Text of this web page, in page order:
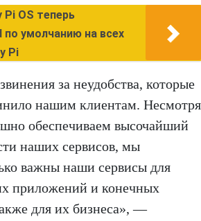
Pi OS теперь
по умолчанию на всех
Pi
за неудобства, которые
нашим клиентам. Несмотря
обеспечиваем высочайший
наших сервисов, мы
важны наши сервисы для
приложений и конечных
для их бизнеса», —